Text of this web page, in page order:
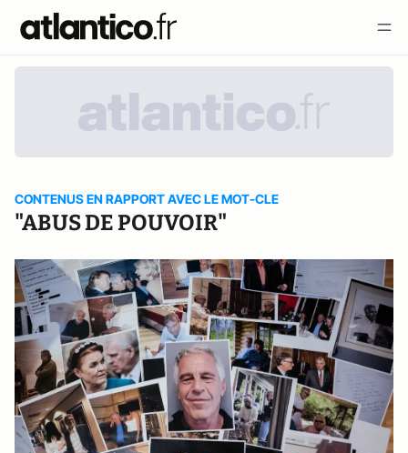
CONTENUS EN RAPPORT AVEC LE MOT-CLE
"ABUS DE POUVOIR"